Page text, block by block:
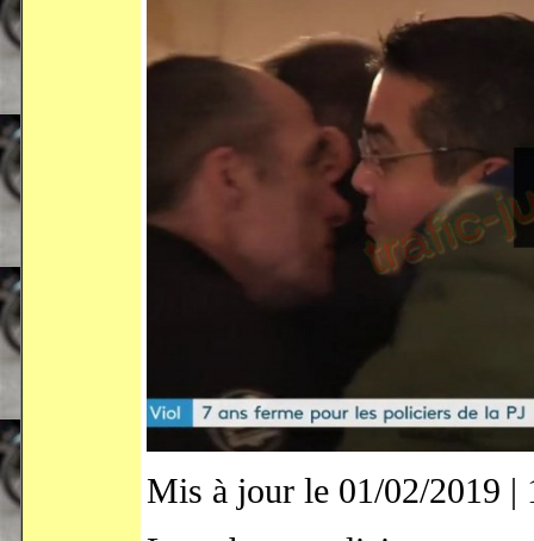
Mis à jour le 01/02/2019 |